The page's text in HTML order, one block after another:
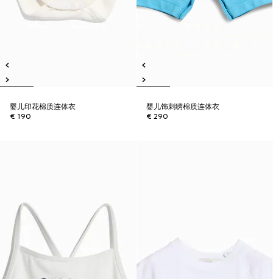
婴儿印花棉质连体衣
€ 190
婴儿饰刺绣棉质连体衣
€ 290